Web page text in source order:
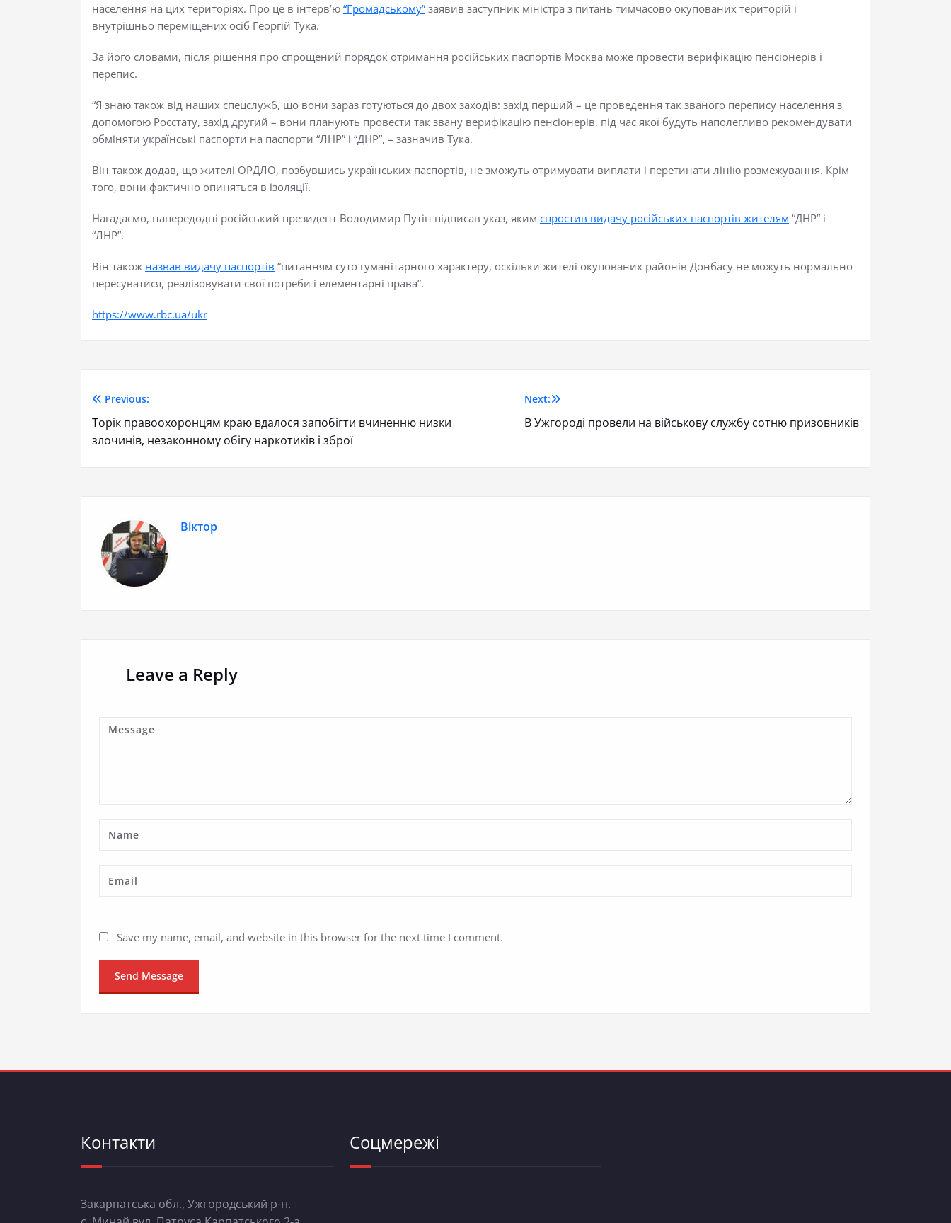
населення на цих територіях. Про це в інтерв’ю “Громадському” заявив заступник міністра з питань тимчасово окупованих територій і
внутрішньо переміщених осіб Георгій Тука.
За його словами, після рішення про спрощений порядок отримання російських паспортів Москва може провести верифікацію пенсіонерів і
перепис.
“Я знаю також від наших спецслужб, що вони зараз готуються до двох заходів: захід перший – це проведення так званого перепису населення з
допомогою Росстату, захід другий – вони планують провести так звану верифікацію пенсіонерів, під час якої будуть наполегливо рекомендувати
обміняти українські паспорти на паспорти “ЛНР” і “ДНР”, – зазначив Тука.
Він також додав, що жителі ОРДЛО, позбувшись українських паспортів, не зможуть отримувати виплати і перетинати лінію розмежування. Крім
того, вони фактично опиняться в ізоляції.
Нагадаємо, напередодні російський президент Володимир Путін підписав указ, яким спростив видачу російських паспортів жителям “ДНР” і
“ЛНР”.
Він також назвав видачу паспортів “питанням суто гуманітарного характеру, оскільки жителі окупованих районів Донбасу не можуть нормально
пересуватися, реалізовувати свої потреби і елементарні права”.
https://www.rbc.ua/ukr
Previous:
Торік правоохоронцям краю вдалося запобігти вчиненню низки
злочинів, незаконному обігу наркотиків і зброї
Next:
В Ужгороді провели на військову службу сотню призовників
Віктор
Leave a Reply
Save my name, email, and website in this browser for the next time I comment.
Контакти
Закарпатська обл., Ужгородський р-н.
Соцмережі